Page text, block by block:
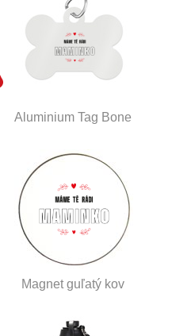
Aluminium Tag Bone
Magnet guľatý kov